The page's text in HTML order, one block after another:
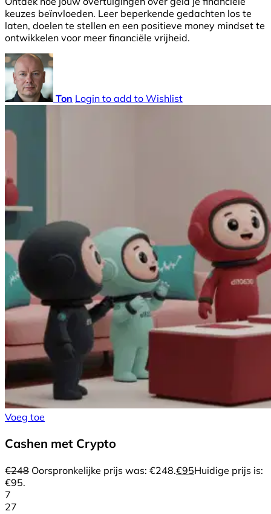
keuzes beïnvloeden. Leer beperkende gedachten los te
laten, doelen te stellen en een positieve money mindset te
ontwikkelen voor meer financiële vrijheid.
Ton Login to add to Wishlist
Voeg toe
Cashen met Crypto
€248 Oorspronkelijke prijs was: €248.€95Huidige prijs is:
€95.
7
27